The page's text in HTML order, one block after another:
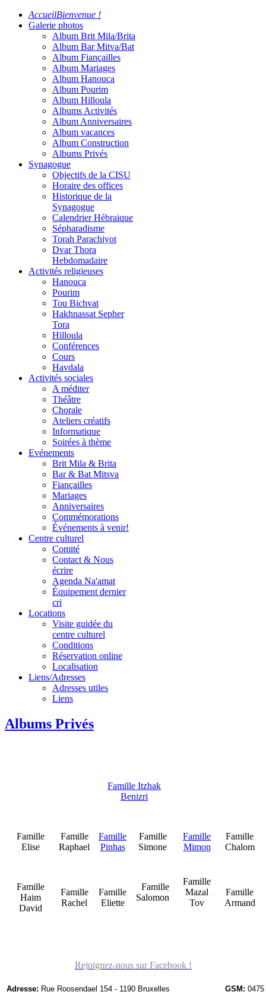
AccueilBienvenue !
Galerie photos
Album Brit Mila/Brita
Album Bar Mitva/Bat
Album Fiançailles
Album Mariages
Album Hanouca
Album Pourim
Album Hilloula
Albums Activités
Album Anniversaires
Album vacances
Album Construction
Albums Privés
Synagogue
Objectifs de la CISU
Horaire des offices
Historique de la
Synagogue
Calendrier Hébraique
Sépharadisme
Torah Parachiyot
Dvar Thora
Hebdomadaire
Activités religieuses
Hanouca
Pourim
Tou Bichvat
Hakhnassat Sepher
Tora
Hilloula
Conférences
Cours
Havdala
Activités sociales
A méditer
Théâtre
Chorale
Ateliers créatifs
Informatique
Soirées à thème
Evénements
Brit Mila & Brita
Bar & Bat Mitsva
Fiançailles
Mariages
Anniversaires
Commémorations
Événements à venir!
Centre culturel
Comité
Contact & Nous
écrire
Agenda Na'amat
Équipement dernier
cri
Locations
Visite guidée du
centre culturel
Conditions
Réservation online
Localisation
Liens/Adresses
Adresses utiles
Liens
Albums Privés
Famille Itzhak
Benizri
Famille
Elise
Famille
Raphael
Famille
Pinhas
Famille
Simone
Famille
Mimon
Famille
Chalom
Famille
Haim
David
Famille
Rachel
Famille
Eliette
Famille
Salomon
Famille
Mazal
Tov
Famille
Armand
Rejoignez-nous sur Facebook !
Adresse: Rue Roosendael 154 - 1190 Bruxelles GSM: